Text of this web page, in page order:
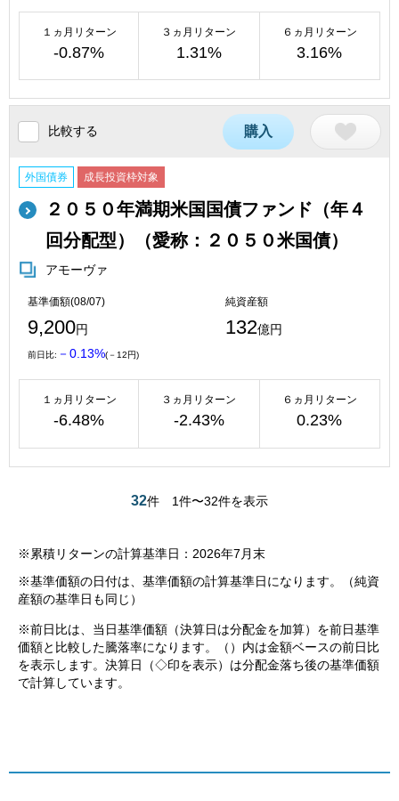
１ヵ月リターン
-0.87%
３ヵ月リターン
1.31%
６ヵ月リターン
3.16%
比較する 購入
外国債券 成長投資枠対象
２０５０年満期米国国債ファンド（年４
回分配型）（愛称：２０５０米国債）
アモーヴァ
基準価額(08/07)
9,200円
純資産額
132億円
前日比: －0.13%(－12円)
１ヵ月リターン
-6.48%
３ヵ月リターン
-2.43%
６ヵ月リターン
0.23%
32件 1件〜32件を表示
※累積リターンの計算基準日：2026年7月末
※基準価額の日付は、基準価額の計算基準日になります。（純資
産額の基準日も同じ）
※前日比は、当日基準価額（決算日は分配金を加算）を前日基準
価額と比較した騰落率になります。（）内は金額ベースの前日比
を表示します。決算日（◇印を表示）は分配金落ち後の基準価額
で計算しています。